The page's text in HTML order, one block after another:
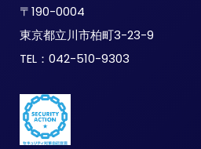
〒190-0004
東京都立川市柏町3-23-9
TEL：042-510-9303